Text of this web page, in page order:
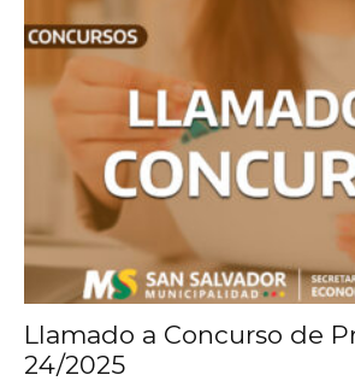
Llamado a Concurso de
24/2025